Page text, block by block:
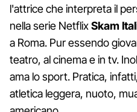
l'attrice che interpreta il
nella serie NetflixSkam
a Roma. Pur essendo
teatro, al cinema e in tv.
ama lo sport. Pratica,
atletica leggera, nuoto,